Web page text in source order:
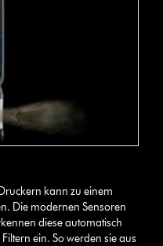
kann zu einem
Die modernen Sensoren
diese automatisch
ein. So werden sie aus